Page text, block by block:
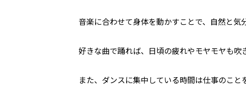
音楽に合わせて身体を動かすことで、自然と気
好きな曲で踊れば、日頃の疲れやモヤモヤも吹
また、ダンスに集中している時間は仕事のこ